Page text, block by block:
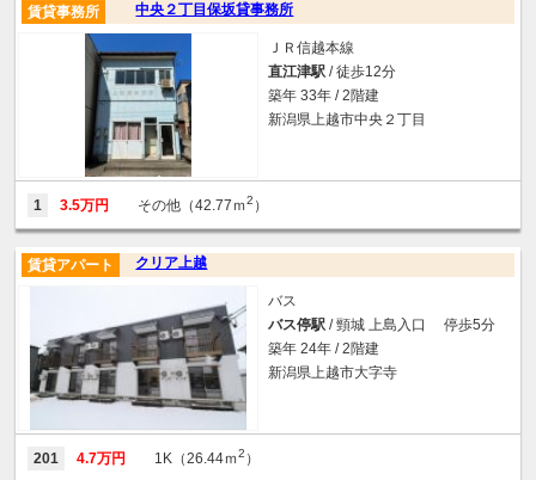
中央２丁目保坂貸事務所
賃貸事務所
ＪＲ信越本線
直江津駅 / 徒歩12分
築年 33年 / 2階建
新潟県上越市中央２丁目
1 3.5万円 その他（42.77ｍ2 ）
クリア上越
賃貸アパート
バス
バス停駅 / 頸城 上島入口 停歩5分
築年 24年 / 2階建
新潟県上越市大字寺
201 4.7万円 1K（26.44ｍ2 ）